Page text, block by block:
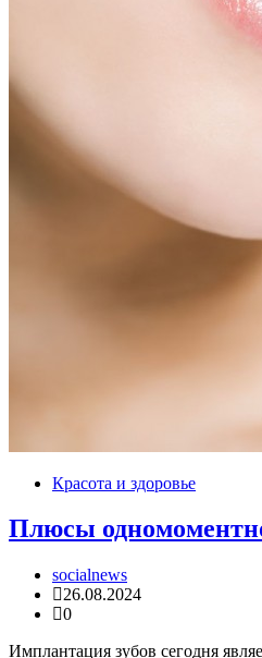
Красота и здоровье
Плюсы
socialnews
26.08.2024
0
Имплантация зубов сегодня